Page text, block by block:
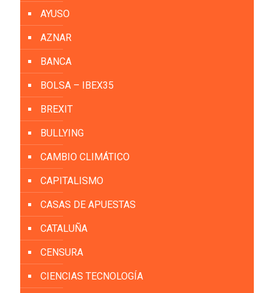
AYUSO
AZNAR
BANCA
BOLSA – IBEX35
BREXIT
BULLYING
CAMBIO CLIMÁTICO
CAPITALISMO
CASAS DE APUESTAS
CATALUÑA
CENSURA
CIENCIAS TECNOLOGÍA